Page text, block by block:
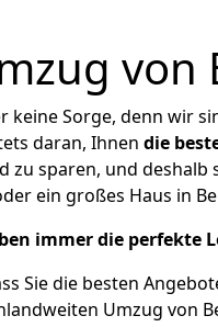
Sorge, denn wir
daran, Ihnen die
sparen, und
ein großes Haus in
immer die perfekte
Sie die besten
Umzug von